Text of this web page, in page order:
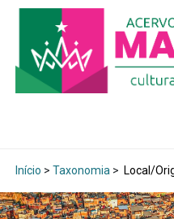
Início > Taxonomia > Local/